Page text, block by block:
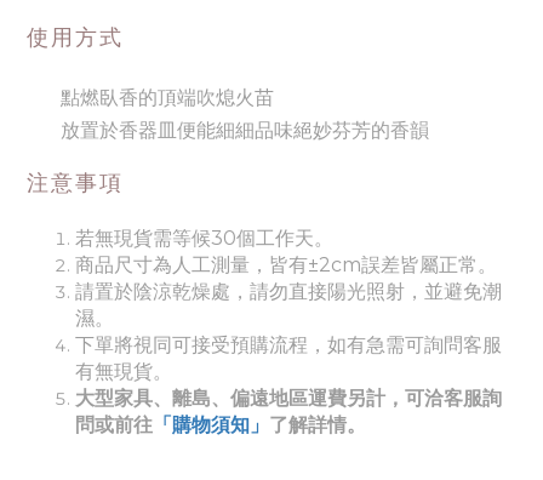
使用方式
點燃臥香的頂端吹熄火苗
放置於香器皿便能細細品味絕妙芬芳的香韻
注意事項
若無現貨需等候30個工作天。
商品尺寸為人工測量，皆有±2cm誤差皆屬正常。
請置於陰涼乾燥處，請勿直接陽光照射，並避免潮
濕。
下單將視同可接受預購流程，如有急需可詢問客服
有無現貨。
大型家具、離島、偏遠地區運費另計，可洽客服詢
問或前往 「購物須知」 了解詳情。